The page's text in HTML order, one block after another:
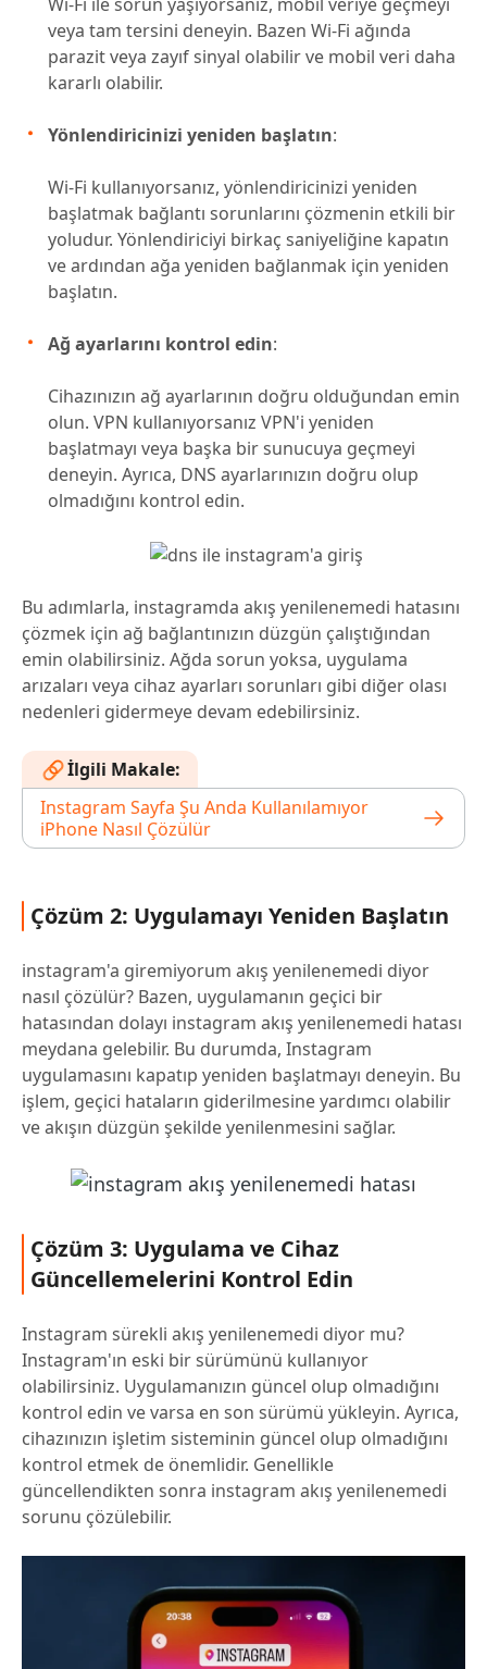
veya tam tersini deneyin. Bazen Wi-Fi ağında
parazit veya zayıf sinyal olabilir ve mobil veri daha
kararlı olabilir.
Yönlendiricinizi yeniden başlatın:
Wi-Fi kullanıyorsanız, yönlendiricinizi yeniden
başlatmak bağlantı sorunlarını çözmenin etkili bir
yoludur. Yönlendiriciyi birkaç saniyeliğine kapatın
ve ardından ağa yeniden bağlanmak için yeniden
başlatın.
Ağ ayarlarını kontrol edin:
Cihazınızın ağ ayarlarının doğru olduğundan emin
olun. VPN kullanıyorsanız VPN'i yeniden
başlatmayı veya başka bir sunucuya geçmeyi
deneyin. Ayrıca, DNS ayarlarınızın doğru olup
olmadığını kontrol edin.
Bu adımlarla, instagramda akış yenilenemedi hatasını
çözmek için ağ bağlantınızın düzgün çalıştığından
emin olabilirsiniz. Ağda sorun yoksa, uygulama
arızaları veya cihaz ayarları sorunları gibi diğer olası
nedenleri gidermeye devam edebilirsiniz.
İlgili Makale:
Instagram Sayfa Şu Anda Kullanılamıyor
iPhone Nasıl Çözülür
Çözüm 2: Uygulamayı Yeniden Başlatın
instagram'a giremiyorum akış yenilenemedi diyor
nasıl çözülür? Bazen, uygulamanın geçici bir
hatasından dolayı instagram akış yenilenemedi hatası
meydana gelebilir. Bu durumda, Instagram
uygulamasını kapatıp yeniden başlatmayı deneyin. Bu
işlem, geçici hataların giderilmesine yardımcı olabilir
ve akışın düzgün şekilde yenilenmesini sağlar.
Çözüm 3: Uygulama ve Cihaz
Güncellemelerini Kontrol Edin
Instagram sürekli akış yenilenemedi diyor mu?
Instagram'ın eski bir sürümünü kullanıyor
olabilirsiniz. Uygulamanızın güncel olup olmadığını
kontrol edin ve varsa en son sürümü yükleyin. Ayrıca,
cihazınızın işletim sisteminin güncel olup olmadığını
kontrol etmek de önemlidir. Genellikle
güncellendikten sonra instagram akış yenilenemedi
sorunu çözülebilir.